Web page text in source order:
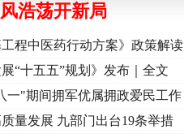
浩荡开新局
工程中医药行动方案》政策解读
展“十五五”规划》发布｜全文
一"期间拥军优属拥政爱民工作
量发展 九部门出台19条举措